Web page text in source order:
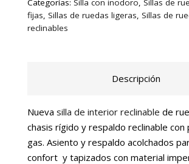
fijas Sillas de ruedas ligeras Sillas de
reclinables
Descripción
Nueva silla de interior reclinable de
chasis rígido y respaldo reclinable con
gas. Asiento y respaldo acolchados
confort y tapizados con material